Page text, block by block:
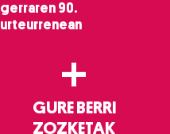
gerraren 90.
urteurrenean
+
GURE BERRI
ZOZKETAK